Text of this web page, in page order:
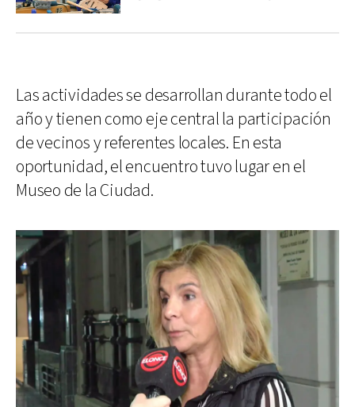
Las actividades se desarrollan durante todo el
año y tienen como eje central la participación
de vecinos y referentes locales. En esta
oportunidad, el encuentro tuvo lugar en el
Museo de la Ciudad.